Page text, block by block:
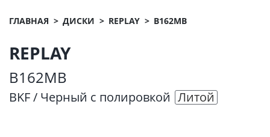
ГЛАВНАЯ ДИСКИ REPLAY B162MB
REPLAY
B162MB
BKF / Черный с полировкой Литой